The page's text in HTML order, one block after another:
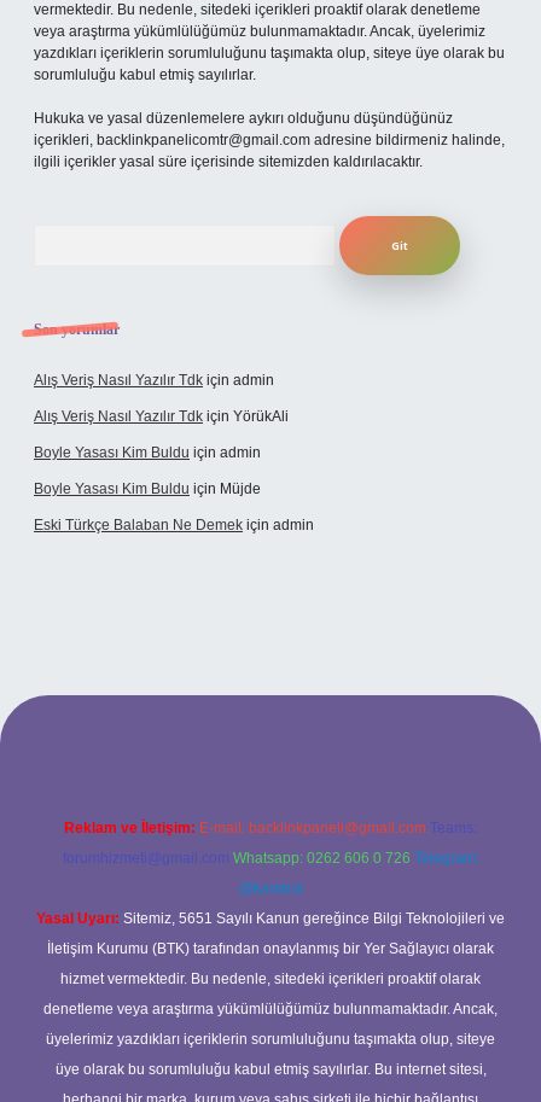
vermektedir. Bu nedenle, sitedeki içerikleri proaktif olarak denetleme
veya araştırma yükümlülüğümüz bulunmamaktadır. Ancak, üyelerimiz
yazdıkları içeriklerin sorumluluğunu taşımakta olup, siteye üye olarak bu
sorumluluğu kabul etmiş sayılırlar.
Hukuka ve yasal düzenlemelere aykırı olduğunu düşündüğünüz
içerikleri, backlinkpanelicomtr@gmail.com adresine bildirmeniz halinde,
ilgili içerikler yasal süre içerisinde sitemizden kaldırılacaktır.
Son yorumlar
Alış Veriş Nasıl Yazılır Tdk için admin
Alış Veriş Nasıl Yazılır Tdk için YörükAli
Boyle Yasası Kim Buldu için admin
Boyle Yasası Kim Buldu için Müjde
Eski Türkçe Balaban Ne Demek için admin
Reklam ve İletişim: E-mail: backlinkpaneli@gmail.com Teams:
forumhizmeti@gmail.com Whatsapp: 0262 606 0 726 Telegram:
@karabul
Yasal Uyarı: Sitemiz, 5651 Sayılı Kanun gereğince Bilgi Teknolojileri ve
İletişim Kurumu (BTK) tarafından onaylanmış bir Yer Sağlayıcı olarak
hizmet vermektedir. Bu nedenle, sitedeki içerikleri proaktif olarak
denetleme veya araştırma yükümlülüğümüz bulunmamaktadır. Ancak,
üyelerimiz yazdıkları içeriklerin sorumluluğunu taşımakta olup, siteye
üye olarak bu sorumluluğu kabul etmiş sayılırlar. Bu internet sitesi,